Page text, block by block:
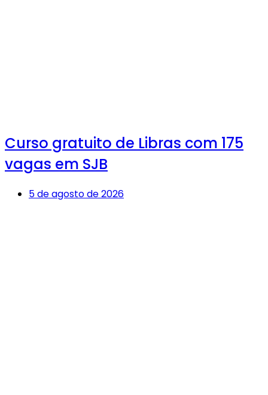
Curso gratuito de Libras com 175
vagas em SJB
5 de agosto de 2026